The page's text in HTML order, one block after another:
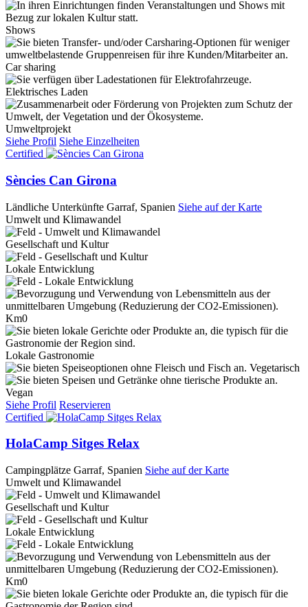
Shows
Car sharing
Elektrisches Laden
Umweltprojekt
Siehe Profil Siehe Einzelheiten
Certified
Sències Can Girona
Ländliche Unterkünfte Garraf, Spanien Siehe auf der Karte
Umwelt und Klimawandel
Gesellschaft und Kultur
Lokale Entwicklung
Km0
Lokale Gastronomie
Vegetarisch
Vegan
Siehe Profil Reservieren
Certified
HolaCamp Sitges Relax
Campingplätze Garraf, Spanien Siehe auf der Karte
Umwelt und Klimawandel
Gesellschaft und Kultur
Lokale Entwicklung
Km0